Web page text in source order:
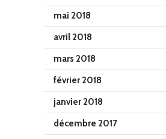
mai 2018
avril 2018
mars 2018
février 2018
janvier 2018
décembre 2017